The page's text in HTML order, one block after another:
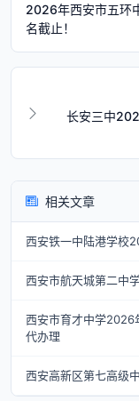
2026年西安市五环
名截止！
长安三中
相关文章
西安铁一中陆港学校
西安市航天城第二中
西安市育才中学2026
代办理
西安高新区第七高级